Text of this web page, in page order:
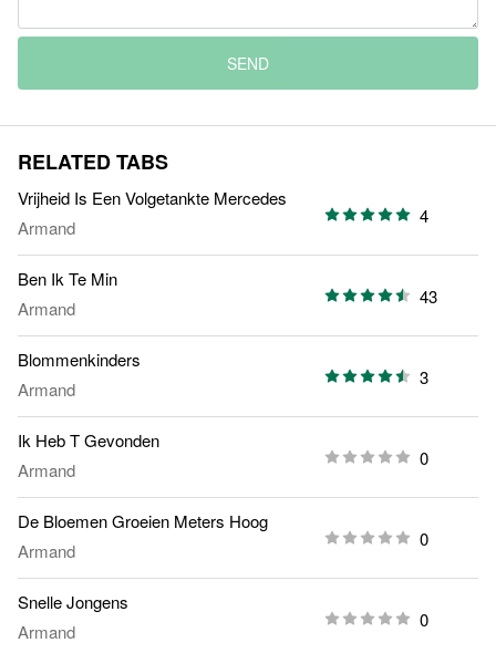
SEND
RELATED TABS
Vrijheid Is Een Volgetankte Mercedes
Armand
4
Ben Ik Te Min
Armand
43
Blommenkinders
Armand
3
Ik Heb T Gevonden
Armand
0
De Bloemen Groeien Meters Hoog
Armand
0
Snelle Jongens
Armand
0